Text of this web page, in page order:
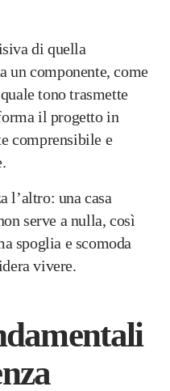
di quella
un componente, come
tono trasmette
il progetto in
comprensibile e
l’altro: una casa
serve a nulla, così
spoglia e scomoda
vivere.